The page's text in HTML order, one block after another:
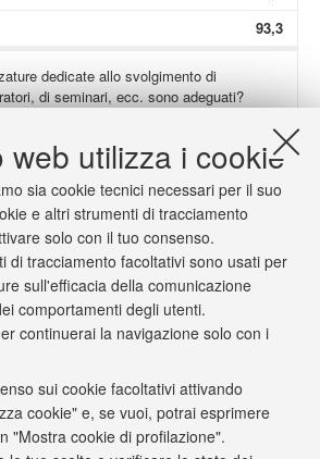
web utilizza i cookie
sia cookie tecnici necessari per il suo
e altri strumenti di tracciamento
solo con il tuo consenso.
di tracciamento facoltativi sono usati per
sull'efficacia della comunicazione
comportamenti degli utenti.
continuerai la navigazione solo con i
sui cookie facoltativi attivando
cookie" e, se vuoi, potrai esprimere
"Mostra cookie di profilazione".
93,3
dedicate allo svolgimento di
di seminari, ecc. sono adeguati?
53,9
98,7
"decisamente no" o "più no che sì") Il
o eccessivo?